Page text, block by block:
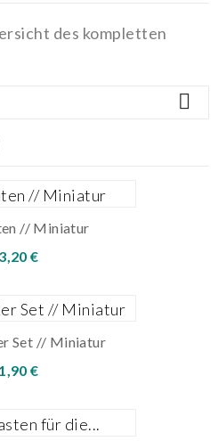
des kompletten

// Miniatur
3,20 €
Set // Miniatur
1,90 €